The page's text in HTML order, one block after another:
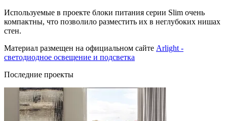
Используемые в проекте блоки питания серии Slim очень
компактны, что позволило разместить их в неглубоких нишах
стен.
Материал размещен на официальном сайте Arlight -
светодиодное освещение и подсветка
Последние проекты